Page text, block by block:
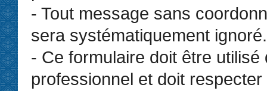
- Tout message sans
sera systématiquement ignoré.
- Ce formulaire doit être utilisé
professionnel et doit